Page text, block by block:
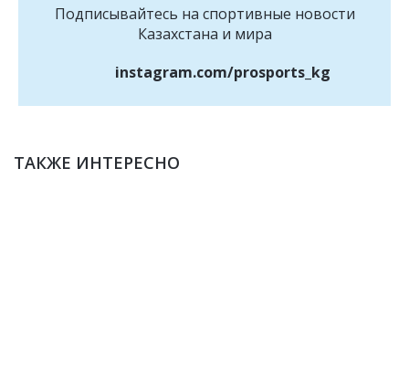
Подписывайтесь на cпортивные новости
Казахстана и мира
instagram.com/prosports_kg
ТАКЖЕ ИНТЕРЕСНО